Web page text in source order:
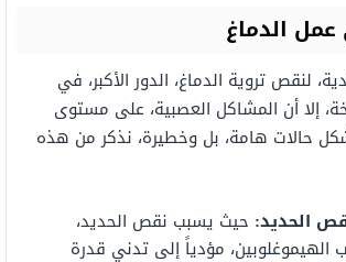
الدماغ
لنقص تروية الدماغ، الدور الأكبر، في
إلا أن المشاكل العصبية، على مستوى
حالات هامة، بل وخطيرة، نذكر من هذه
الحديد: حيث يسبب نقص الحديد،
الهيموغلوبين، مؤدياً إلى تدني قدرة